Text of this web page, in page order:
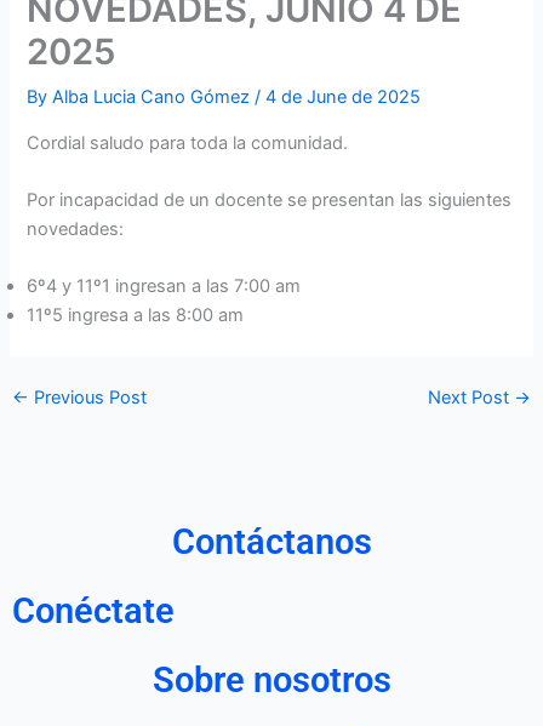
NOVEDADES, JUNIO 4 DE
2025
ByAlba Lucia Cano Gómez/4 de June de 2025
Cordial saludo para toda la comunidad.
Por incapacidad de un docente se presentan las siguientes
novedades:
6º4 y 11º1 ingresan a las 7:00 am
11º5 ingresa a las 8:00 am
← Previous Post Next Post →
Contáctanos
Conéctate
Sobre nosotros